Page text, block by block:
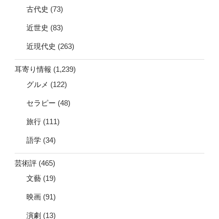
古代史 (73)
近世史 (83)
近現代史 (263)
耳寄り情報 (1,239)
グルメ (122)
セラピー (48)
旅行 (111)
語学 (34)
芸術評 (465)
文藝 (19)
映画 (91)
演劇 (13)